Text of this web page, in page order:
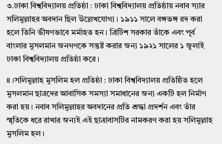
৩.ঢাকা বিশ্ববিদ্যালয় প্রতিষ্ঠা : ঢাকা বিশ্ববিদ্যালয় প্রতিষ্ঠায় নবাব স্যার
সলিমুল্লাহর অবদান ছিল উল্লেখযোগ্য। ১৯১১ সালে বঙ্গভঙ্গ রদ করা
হলে তিনি ভীষণভাবে মর্মাহত হন। ব্রিটিশ সরকার তাঁকে এবং পূর্ব
বাংলার মুসলমান জনগণকে সন্তুষ্ট করার জন্য ১৯২১ সালের ১ জুলাই
ঢাকা বিশ্ববিদ্যালয় প্রতিষ্ঠা করে।
৪।সলিমুল্লাহ মুসলিম হল প্রতিষ্ঠা : ঢাকা বিশ্ববিদ্যালয় প্রতিষ্ঠিত হলে
মুসলমান ছাত্রদের আবাসিক সমস্যা সমাধানের জন্য একটি হল নির্মাণ
করা হয়। নবাব সলিমুল্লাহর অবদানের প্রতি শ্রদ্ধা প্রদর্শন এবং তাঁর
স্মৃতিকে ধরে রাখার জন্যই এই ছাত্রাবাসটির নামকরণ করা হয় সলিমুল্লাহ
মুসলিম হল।